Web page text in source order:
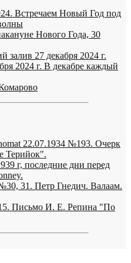
Встречаем Новый Год под
Нового Года, 30
залив 27 декабря 2024 г.
2024 г. В декабре каждый
22.07.1934 №193. Очерк
Терийок".
г, последние дни перед
31. Петр Гнедич. Валаам.
Письмо И. Е. Репина "По